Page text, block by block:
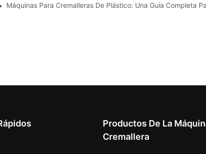
Deslizantes
Máquinas Para Cremalleras De Plástico: Una Guía Completa
Productos De La
Cremallera